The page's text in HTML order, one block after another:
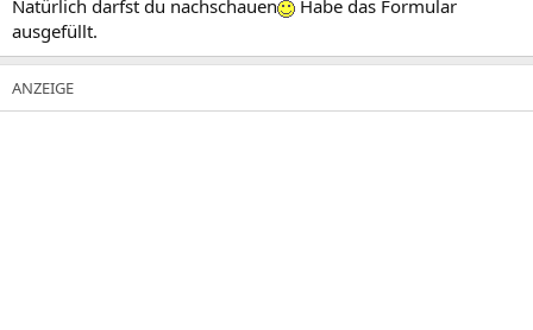
Natürlich darfst du nachschauen
Habe das Formular
ausgefüllt.